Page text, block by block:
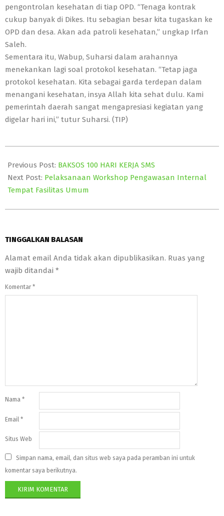
pengontrolan kesehatan di tiap OPD. “Tenaga kontrak
cukup banyak di Dikes. Itu sebagian besar kita tugaskan ke
OPD dan desa. Akan ada patroli kesehatan,” ungkap Irfan
Saleh.
Sementara itu, Wabup, Suharsi dalam arahannya
menekankan lagi soal protokol kesehatan. “Tetap jaga
protokol kesehatan. Kita sebagai garda terdepan dalam
menangani kesehatan, insya Allah kita sehat dulu. Kami
pemerintah daerah sangat mengapresiasi kegiatan yang
digelar hari ini,” tutur Suharsi. (TIP)
04-
05
Previous Post: BAKSOS 100 HARI KERJA SMS
Next Post: Pelaksanaan Workshop Pengawasan Internal
Tempat Fasilitas Umum
TINGGALKAN BALASAN
Alamat email Anda tidak akan dipublikasikan. Ruas yang
wajib ditandai *
Komentar *
Nama *
Email *
Situs Web
Simpan nama, email, dan situs web saya pada peramban ini untuk
komentar saya berikutnya.